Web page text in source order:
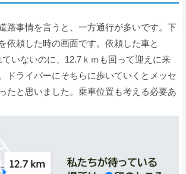
路事情を言うと、一方通行が多いです。下
依頼した時の画面です。依頼した車と
いないのに、12.7ｋｍも回って迎えに来
ドライバーにそちらに歩いていくとメッセ
たと思いました。乗車位置も考える必要あ